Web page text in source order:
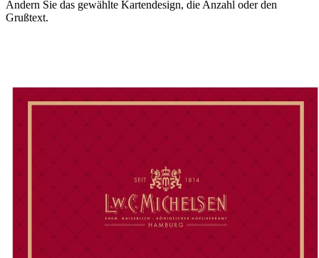
Ändern Sie das gewählte Kartendesign, die Anzahl oder den
Grußtext.